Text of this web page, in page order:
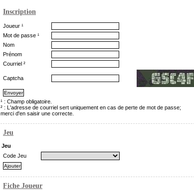
Inscription
Joueur ¹
Mot de passe ¹
Nom
Prénom
Courriel ²
Captcha
¹ : Champ obligatoire.
² : L'adresse de courriel sert uniquement en cas de perte de mot de passe;
merci d'en saisir une correcte.
Jeu
Jeu
Code Jeu
Fiche Joueur